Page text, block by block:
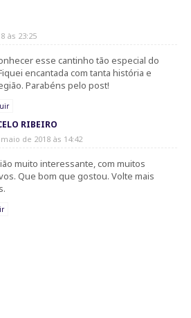
às 23:25
esse cantinho tão especial do
encantada com tanta história e
Parabéns pelo post!
RIBEIRO
de 2018 às 14:42
muito interessante, com muitos
Que bom que gostou. Volte mais